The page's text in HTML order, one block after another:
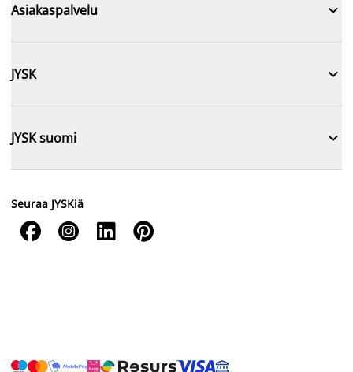
Asiakaspalvelu 
JYSK 
JYSK suomi 
Seuraa JYSKiä
   